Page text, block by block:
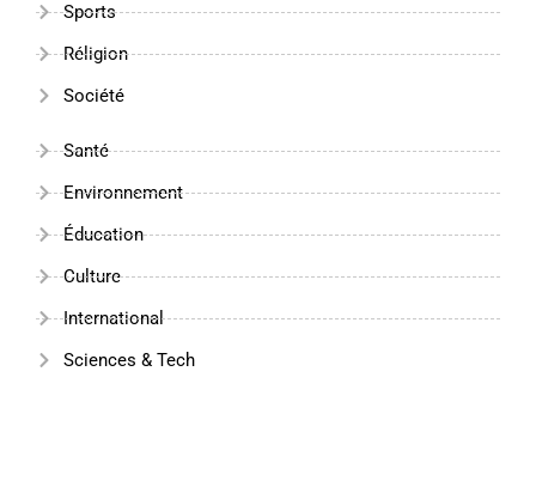
Sports
Réligion
Société
Santé
Environnement
Éducation
Culture
International
Sciences & Tech